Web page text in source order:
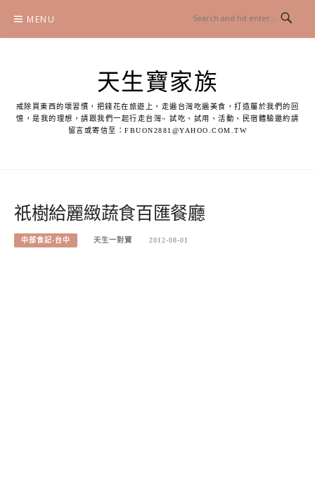
content
MENU
天生寶家族
戒除買東西的壞習慣，把錢花在旅遊上，走遍台灣吃遍美食，打造屬於我們的回
憶，是我的理想，請跟我們一起行走台灣~ 試吃、試用、活動、民宿體驗邀約請
留言或寄信至：FBUON2881@YAHOO.COM.TW
祇樹給麗緻蔬食百匯餐廳
中部食記-台中 天生一對寶 2012-08-01